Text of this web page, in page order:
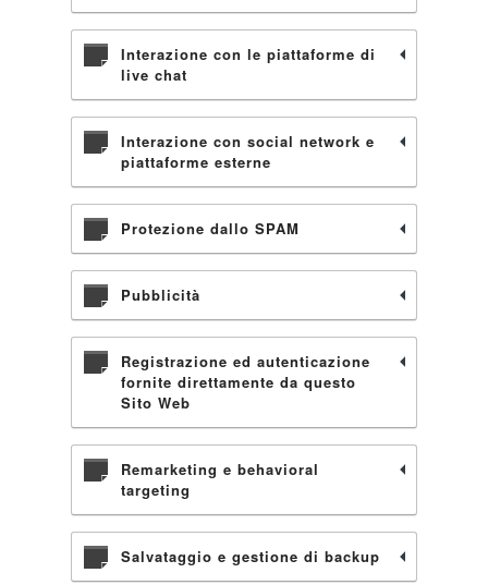
Interazione con le piattaforme di
live chat
Interazione con social network e
piattaforme esterne
Protezione dallo SPAM
Pubblicità
Registrazione ed autenticazione
fornite direttamente da questo
Sito Web
Remarketing e behavioral
targeting
Salvataggio e gestione di backup